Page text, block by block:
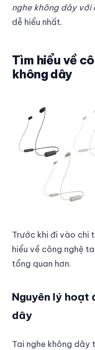
nghe không dây với
dễ hiểu nhất.
Tìm hiểu về
không dây
Trước khi đi vào chi
hiểu về công nghệ
tổng quan hơn.
Nguyên lý hoạt
dây
Tai nghe không dây